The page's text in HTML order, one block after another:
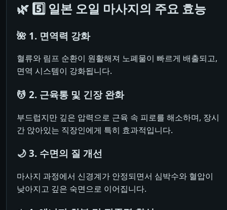
🌿 5️⃣ 일본 오일 마사지의 주요 효능
🌺 1. 면역력 강화
혈류와 림프 순환이 원활해져 노폐물이 빠르게 배출되고,
면역 시스템이 강화됩니다.
💆 2. 근육통 및 긴장 완화
부드럽지만 깊은 압력으로 근육 속 피로를 해소하며, 장시
간 앉아있는 직장인에게 특히 효과적입니다.
🌙 3. 수면의 질 개선
마사지 과정에서 신경계가 안정되면서 심박수와 혈압이
낮아지고 깊은 숙면으로 이어집니다.